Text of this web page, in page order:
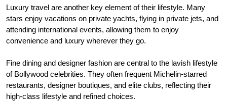
Luxury travel are another key element of their lifestyle. Many
stars enjoy vacations on private yachts, flying in private jets, and
attending international events, allowing them to enjoy
convenience and luxury wherever they go.
Fine dining and designer fashion are central to the lavish lifestyle
of Bollywood celebrities. They often frequent Michelin-starred
restaurants, designer boutiques, and elite clubs, reflecting their
high-class lifestyle and refined choices.